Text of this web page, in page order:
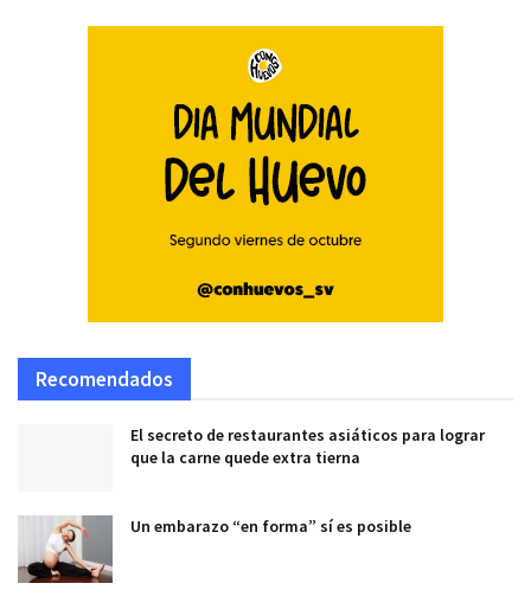
Recomendados
El secreto de restaurantes asiáticos para lograr
que la carne quede extra tierna
Un embarazo “en forma” sí es posible